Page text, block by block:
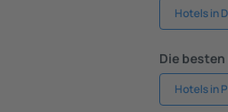
Hotels in
Die
Hotels in